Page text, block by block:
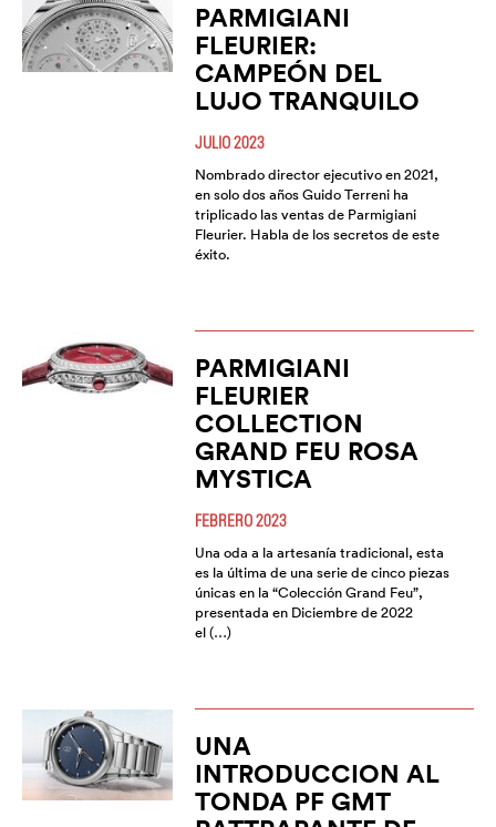
PARMIGIANI
FLEURIER:
CAMPEÓN DEL
LUJO TRANQUILO
JULIO 2023
Nombrado director ejecutivo en 2021,
en solo dos años Guido Terreni ha
triplicado las ventas de Parmigiani
Fleurier. Habla de los secretos de este
éxito.
PARMIGIANI
FLEURIER
COLLECTION
GRAND FEU ROSA
MYSTICA
FEBRERO 2023
Una oda a la artesanía tradicional, esta
es la última de una serie de cinco piezas
únicas en la “Colección Grand Feu”,
presentada en Diciembre de 2022
el (…)
UNA
INTRODUCCION AL
TONDA PF GMT